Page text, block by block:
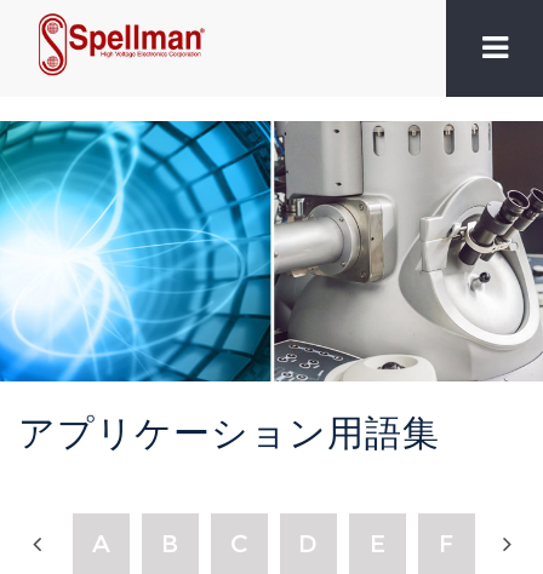
アプリケーション用語集
Z A B C D E F G